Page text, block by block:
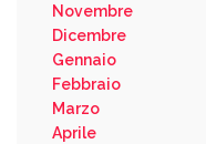
Novembre
Dicembre
Gennaio
Febbraio
Marzo
Aprile